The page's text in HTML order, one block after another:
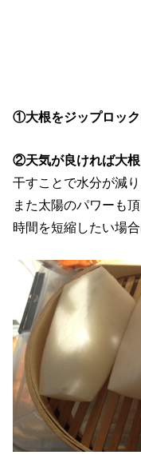
①大根をジップロック
②天気が良ければ大根
干すことで水分が減
また太陽のパワーも
時間を短縮したい場